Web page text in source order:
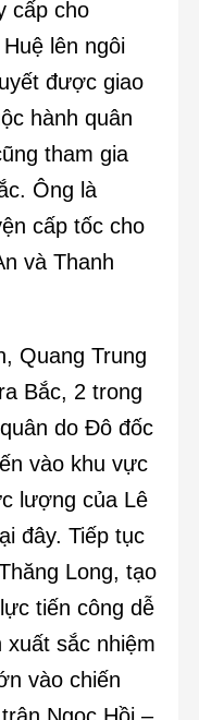
cấp cho
lên ngôi
được giao
hành quân
tham gia
Ông là
cấp tốc cho
và Thanh
Quang Trung
Bắc, 2 trong
do Đô đốc
vào khu vực
lượng của Lê
đây. Tiếp tục
Long, tạo
tiến công dễ
xuất sắc nhiệm
vào chiến